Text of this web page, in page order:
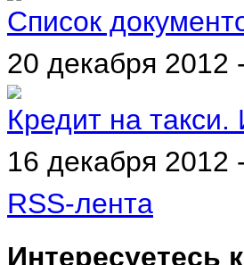
Список
20 декабря 2012
Кредит на
16 декабря 2012
RSS-лента
Интересуетесь